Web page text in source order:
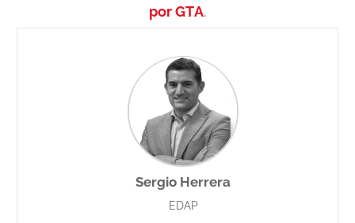
por GTA.
Sergio Herrera
EDAP